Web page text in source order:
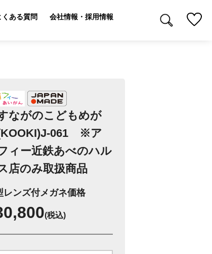
くある質問 会社情報・採用情報
ながのこどもめが
061 ※ア
ィー近鉄あべのハル
店のみ取扱商品
レンズ付メガネ価格
(税込)